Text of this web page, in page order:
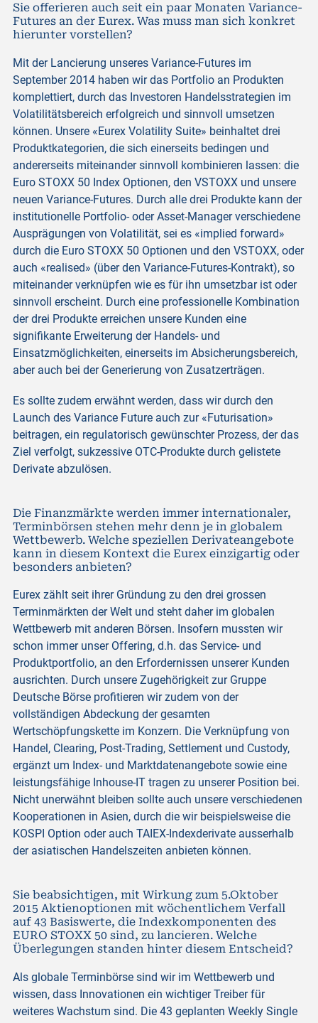
Sie offerieren auch seit ein paar Monaten Variance-
Futures an der Eurex. Was muss man sich konkret
hierunter vorstellen?
Mit der Lancierung unseres Variance-Futures im
September 2014 haben wir das Portfolio an Produkten
komplettiert, durch das Investoren Handelsstrategien im
Volatilitätsbereich erfolgreich und sinnvoll umsetzen
können. Unsere «Eurex Volatility Suite» beinhaltet drei
Produktkategorien, die sich einerseits bedingen und
andererseits miteinander sinnvoll kombinieren lassen: die
Euro STOXX 50 Index Optionen, den VSTOXX und unsere
neuen Variance-Futures. Durch alle drei Produkte kann der
institutionelle Portfolio- oder Asset-Manager verschiedene
Ausprägungen von Volatilität, sei es «implied forward»
durch die Euro STOXX 50 Optionen und den VSTOXX, oder
auch «realised» (über den Variance-Futures-Kontrakt), so
miteinander verknüpfen wie es für ihn umsetzbar ist oder
sinnvoll erscheint. Durch eine professionelle Kombination
der drei Produkte erreichen unsere Kunden eine
signifikante Erweiterung der Handels- und
Einsatzmöglichkeiten, einerseits im Absicherungsbereich,
aber auch bei der Generierung von Zusatzerträgen.
Es sollte zudem erwähnt werden, dass wir durch den
Launch des Variance Future auch zur «Futurisation»
beitragen, ein regulatorisch gewünschter Prozess, der das
Ziel verfolgt, sukzessive OTC-Produkte durch gelistete
Derivate abzulösen.
Die Finanzmärkte werden immer internationaler,
Terminbörsen stehen mehr denn je in globalem
Wettbewerb. Welche speziellen Derivateangebote
kann in diesem Kontext die Eurex einzigartig oder
besonders anbieten?
Eurex zählt seit ihrer Gründung zu den drei grossen
Terminmärkten der Welt und steht daher im globalen
Wettbewerb mit anderen Börsen. Insofern mussten wir
schon immer unser Offering, d.h. das Service- und
Produktportfolio, an den Erfordernissen unserer Kunden
ausrichten. Durch unsere Zugehörigkeit zur Gruppe
Deutsche Börse profitieren wir zudem von der
vollständigen Abdeckung der gesamten
Wertschöpfungskette im Konzern. Die Verknüpfung von
Handel, Clearing, Post-Trading, Settlement und Custody,
ergänzt um Index- und Marktdatenangebote sowie eine
leistungsfähige Inhouse-IT tragen zu unserer Position bei.
Nicht unerwähnt bleiben sollte auch unsere verschiedenen
Kooperationen in Asien, durch die wir beispielsweise die
KOSPI Option oder auch TAIEX-Indexderivate ausserhalb
der asiatischen Handelszeiten anbieten können.
Sie beabsichtigen, mit Wirkung zum 5.Oktober
2015 Aktienoptionen mit wöchentlichem Verfall
auf 43 Basiswerte, die Indexkomponenten des
EURO STOXX 50 sind, zu lancieren. Welche
Überlegungen standen hinter diesem Entscheid?
Als globale Terminbörse sind wir im Wettbewerb und
wissen, dass Innovationen ein wichtiger Treiber für
weiteres Wachstum sind. Die 43 geplanten Weekly Single